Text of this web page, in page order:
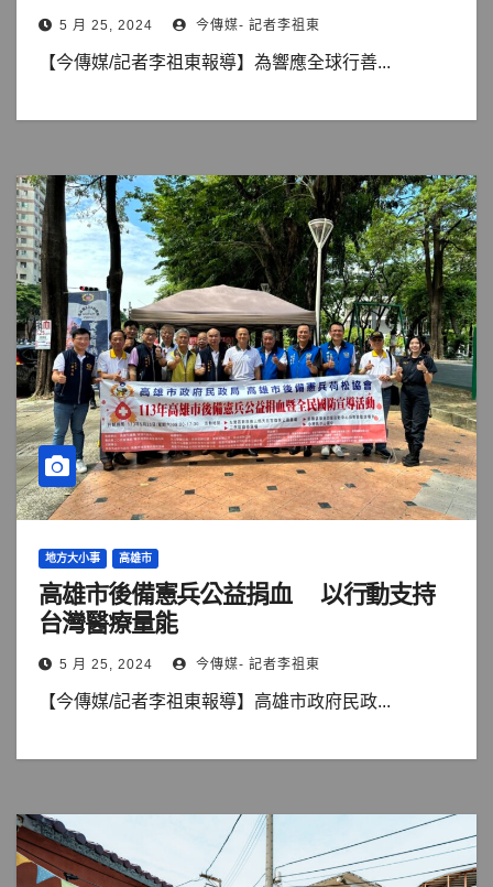
5 月 25, 2024 今傳媒- 記者李祖東
【今傳媒/記者李祖東報導】為響應全球行善...
地方大小事 高雄市
高雄市後備憲兵公益捐血 以行動支持
台灣醫療量能
5 月 25, 2024 今傳媒- 記者李祖東
【今傳媒/記者李祖東報導】高雄市政府民政...